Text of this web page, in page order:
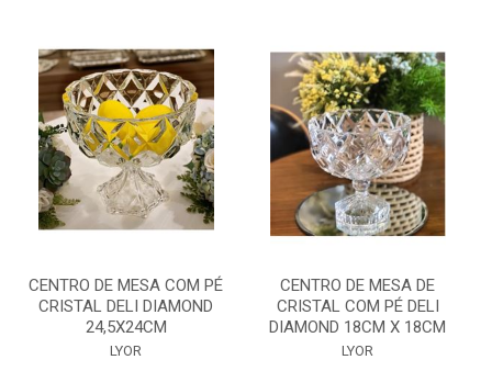
CENTRO DE MESA COM PÉ
CRISTAL DELI DIAMOND
24,5X24CM
LYOR
CENTRO DE MESA DE
CRISTAL COM PÉ DELI
DIAMOND 18CM X 18CM
LYOR